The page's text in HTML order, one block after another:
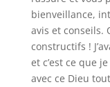
bienveillance,
avis et conseils.
constructifs !
et c’est ce que
avec ce Dieu